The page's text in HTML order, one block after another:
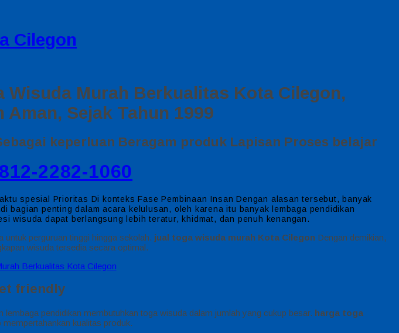
Cilegon
Wisuda Murah Berkualitas Kota Cilegon,
Sejak Tahun 1999
keperluan Beragam produk Lapisan Proses belajar
2282-1060
spesial Prioritas Di konteks Fase Pembinaan Insan Dengan alasan tersebut, banyak
bagian penting dalam acara kelulusan, oleh karena itu banyak lembaga pendidikan
wisuda dapat berlangsung lebih teratur, khidmat, dan penuh kenangan.
perguruan tinggi hingga sekolah. jual toga wisuda murah Kota Cilegon Dengan demikian,
wisuda tersedia secara optimal.
friendly
pendidikan membutuhkan toga wisuda dalam jumlah yang cukup besar. harga toga
kualitas produk.